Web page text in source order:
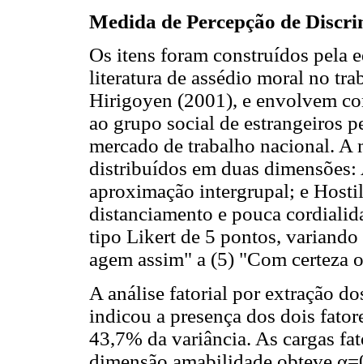
Medida de Percepção de
Os itens foram construídos pela
literatura de assédio moral no
Hirigoyen (2001), e envolvem
ao grupo social de estrangeiros
mercado de trabalho nacional. A
distribuídos em duas
aproximação intergrupal; e
distanciamento e pouca
tipo Likert de 5 pontos,
agem assim" a (5) "Com certeza
A análise fatorial por extração
indicou a presença dos dois
43,7% da variância. As cargas